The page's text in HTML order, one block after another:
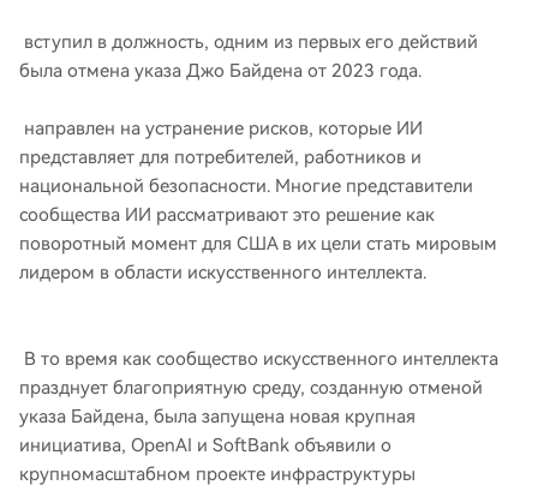
вступил в должность, одним из первых его действий
была отмена указа Джо Байдена от 2023 года.
направлен на устранение рисков, которые ИИ
представляет для потребителей, работников и
национальной безопасности. Многие представители
сообщества ИИ рассматривают это решение как
поворотный момент для США в их цели стать мировым
лидером в области искусственного интеллекта.
В то время как сообщество искусственного интеллекта
празднует благоприятную среду, созданную отменой
указа Байдена, была запущена новая крупная
инициатива, OpenAI и SoftBank объявили о
крупномасштабном проекте инфраструктуры